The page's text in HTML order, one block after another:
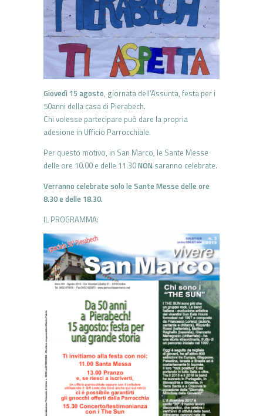
Giovedì 15 agosto, giornata dell’Assunta, festa per i
50anni della casa di Pierabech.
Chi volesse partecipare può dare la propria
adesione in Ufficio Parrocchiale.
Per questo motivo, in San Marco, le Sante Messe
delle ore 10.00 e delle 11.30NON saranno celebrate.
Verranno celebrate solo le Sante Messe delle ore
8.30 e delle 18.30.
IL PROGRAMMA: